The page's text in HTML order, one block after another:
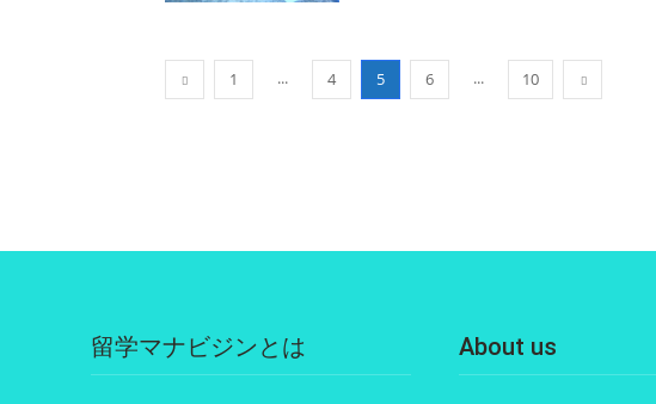
1 ... 4 5 6 ... 10
留学マナビジンとは About us